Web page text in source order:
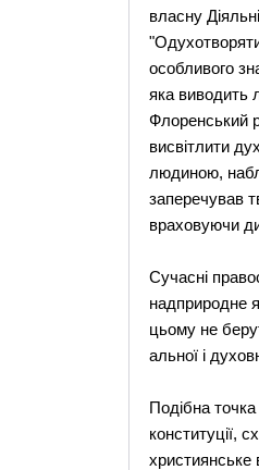
власну
особливого
яка виводить
Флоренський
висвітлити
людиною,
заперечував
враховуючи
Сучасні
надприродне
цьому не
альної і
Подібна точка
конституції,
християнське